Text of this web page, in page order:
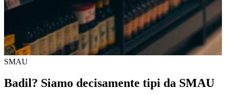
SMAU
Badil? Siamo decisamente tipi da SMAU